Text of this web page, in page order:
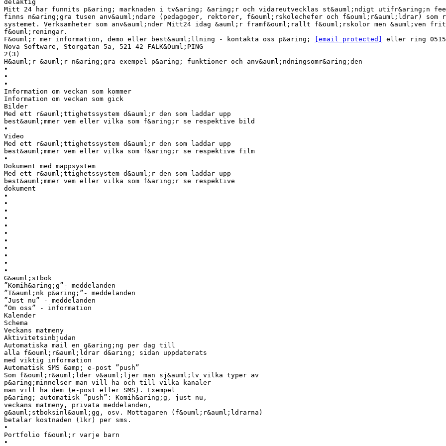
delaktig
Mitt 24 har funnits p&aring; marknaden i tv&aring; &aring;r och vidareutvecklas st&auml;ndigt utifr&aring;n
finns n&aring;gra tusen anv&auml;ndare (pedagoger, rektorer, f&ouml;rskolechefer och f&ouml;r&auml;ldrar) som
systemet. Verksamheter som anv&auml;nder Mitt24 idag &auml;r framf&ouml;rallt f&ouml;rskolor men &auml;ven
f&ouml;reningar.
F&ouml;r mer information, demo eller best&auml;llning - kontakta oss p&aring;
[email protected]
eller ring
Nova Software, Storgatan 5a, 521 42 FALK&Ouml;PING
2(3)
H&auml;r &auml;r n&aring;gra exempel p&aring; funktioner och anv&auml;ndningsomr&aring;den
•
•
•
Information om veckan som kommer
Information om veckan som gick
Bilder
Med ett r&auml;ttighetssystem d&auml;r den som laddar upp
best&auml;mmer vem eller vilka som f&aring;r se respektive bild
•
Video
Med ett r&auml;ttighetssystem d&auml;r den som laddar upp
best&auml;mmer vem eller vilka som f&aring;r se respektive film
•
Dokument med mappsystem
Med ett r&auml;ttighetssystem d&auml;r den som laddar upp
best&auml;mmer vem eller vilka som f&aring;r se respektive
dokument
•
•
•
•
•
•
•
•
•
•
•
G&auml;stbok
”Komih&aring;g”- meddelanden
”T&auml;nk p&aring;”- meddelanden
”Just nu” - meddelanden
”Om oss” - information
Kalender
Schema
Veckans matmeny
Aktivitetsinbjudan
Automatiska mail en g&aring;ng per dag till
alla f&ouml;r&auml;ldrar d&aring; sidan uppdaterats
med viktig information
Automatisk SMS &amp; e-post ”push”
Som f&ouml;r&auml;lder v&auml;ljer man sj&auml;lv vilka typer av
p&aring;minnelser man vill ha och till vilka kanaler
man vill ha dem (e-post eller SMS). Exempel
p&aring; automatisk ”push”: Komih&aring;g, just nu,
veckans matmeny, privata meddelanden,
g&auml;stboksinl&auml;gg, osv. Mottagaren (f&ouml;r&auml;ldrarna)
betalar kostnaden (1kr) per sms.
•
Portfolio f&ouml;r varje barn
•